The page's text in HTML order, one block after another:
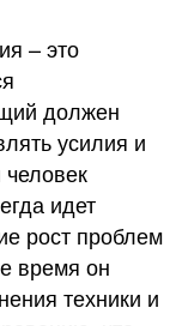
– это
должен
усилия и
идет
рост проблем
время он
техники и